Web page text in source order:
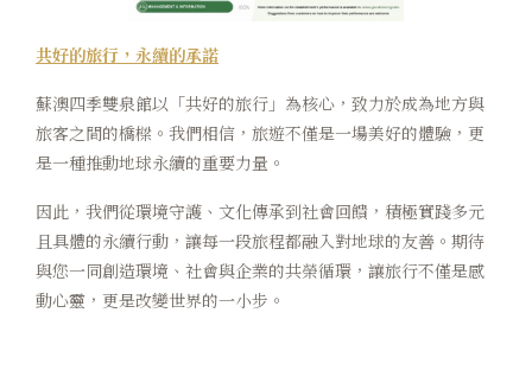
共好的旅行，永續的承諾
蘇澳四季雙泉館以「共好的旅行」為核心，致力於成為地方與
旅客之間的橋樑。我們相信，旅遊不僅是一場美好的體驗，更
是一種推動地球永續的重要力量。
因此，我們從環境守護、文化傳承到社會回饋，積極實踐多元
且具體的永續行動，讓每一段旅程都融入對地球的友善。期待
與您一同創造環境、社會與企業的共榮循環，讓旅行不僅是感
動心靈，更是改變世界的一小步。
煙波顧客評論